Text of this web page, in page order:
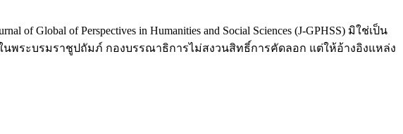
of Perspectives in Humanities and Social Sciences (J-GPHSS) มิใช่เป็น
ระบรมราชูปถัมภ์ กองบรรณาธิการไม่สงวนสิทธิ์การคัดลอก แต่ให้อ้างอิงแหล่ง